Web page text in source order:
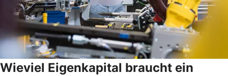
Wieviel Eigenkapital braucht ein